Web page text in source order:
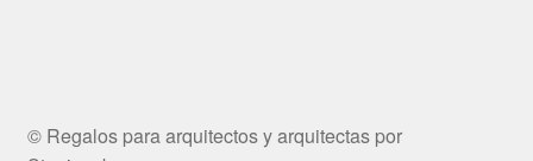
© Regalos para arquitectos y arquitectas por